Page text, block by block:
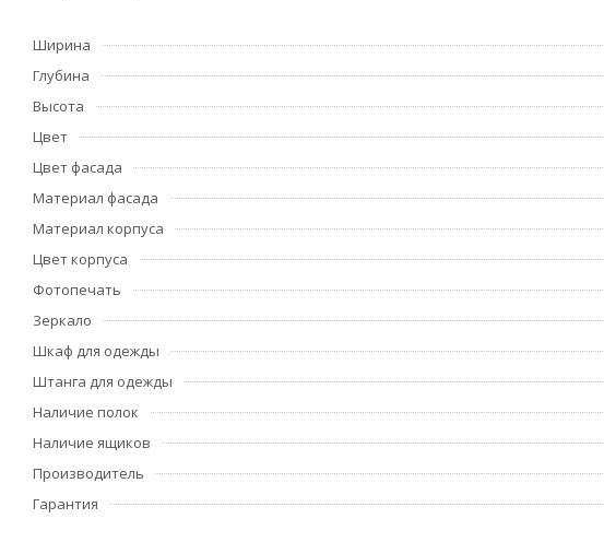
Ширина
Глубина
Высота
Цвет
Цвет фасада
Материал фасада
Материал корпуса
Цвет корпуса
Фотопечать
Зеркало
Шкаф для одежды
Штанга для одежды
Наличие полок
Наличие ящиков
Производитель
Гарантия